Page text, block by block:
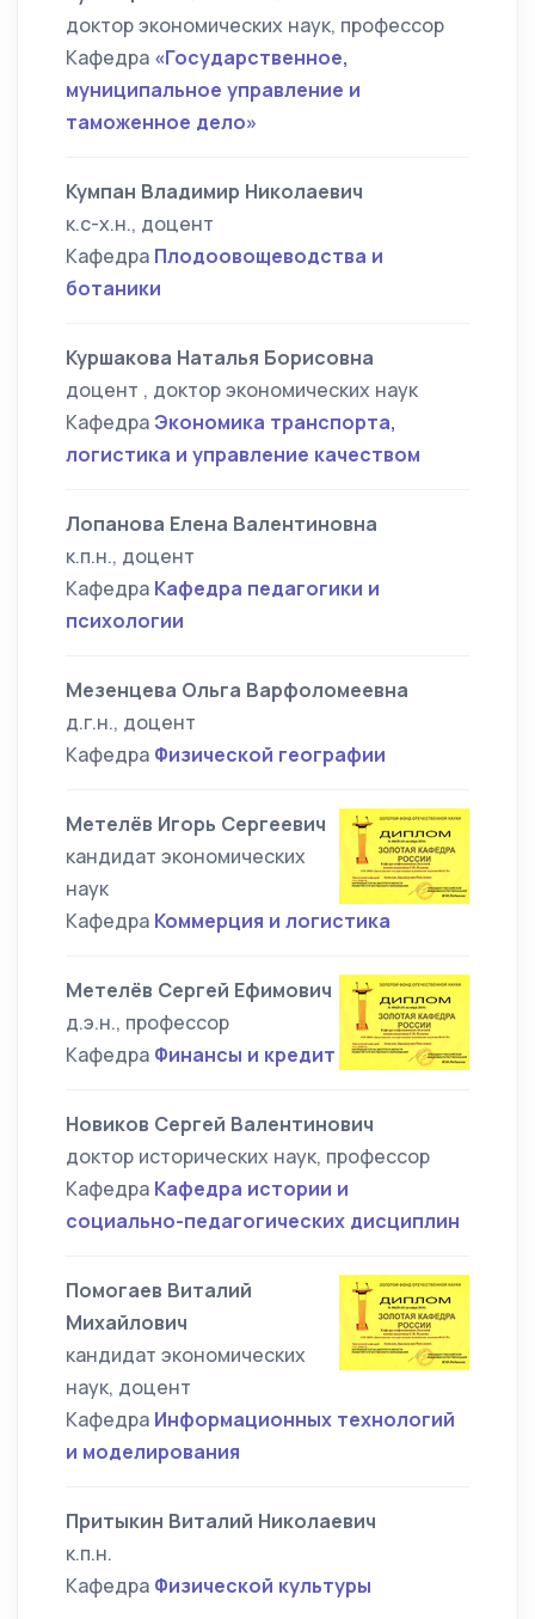
доктор экономических наук, профессор
Кафедра «Государственное,
муниципальное управление и
таможенное дело»
Кумпан Владимир Николаевич
к.с-х.н., доцент
Кафедра Плодоовощеводства и
ботаники
Куршакова Наталья Борисовна
доцент , доктор экономических наук
КафедраЭкономика транспорта,
логистика и управление качеством
Лопанова Елена Валентиновна
к.п.н., доцент
Кафедра Кафедра педагогики и
психологии
Мезенцева Ольга Варфоломеевна
д.г.н., доцент
Кафедра Физической географии
Метелёв Игорь Сергеевич
кандидат экономических
наук
Кафедра Коммерция и логистика
Метелёв Сергей Ефимович
д.э.н., профессор
Кафедра Финансы и кредит
Новиков Сергей Валентинович
доктор исторических наук, профессор
Кафедра Кафедра истории и
социально-педагогических дисциплин
Помогаев Виталий
Михайлович
кандидат экономических
наук, доцент
Кафедра Информационных технологий
и моделирования
Притыкин Виталий Николаевич
к.п.н.
Кафедра Физической культуры